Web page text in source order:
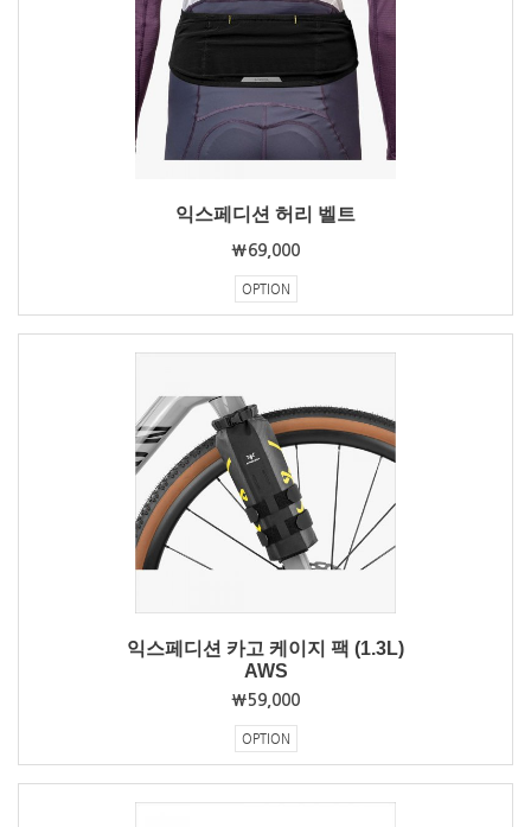
익스페디션 허리 벨트
₩69,000
OPTION
익스페디션 카고 케이지 팩 (1.3L)
AWS
₩59,000
OPTION